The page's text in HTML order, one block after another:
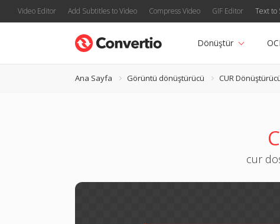
Video Editor Add Subtitles to Video Compress Video GIF Editor Text to
Dönüştür
Ana Sayfa Görüntü dönüştürücü CUR
cur